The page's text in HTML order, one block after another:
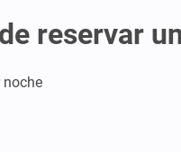
reservar
noche